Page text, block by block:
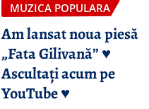
MUZICA POPULARA
Am lansat noua piesă
„Fata Gilivană” ♥️
Ascultați acum pe
YouTube ♥️